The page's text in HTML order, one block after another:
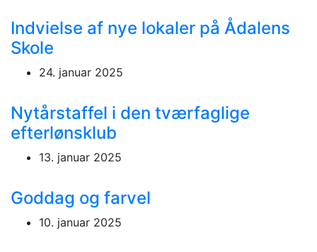
Indvielse af nye lokaler på Ådalens
Skole
24. januar 2025
Nytårstaffel i den tværfaglige
efterlønsklub
13. januar 2025
Goddag og farvel
10. januar 2025